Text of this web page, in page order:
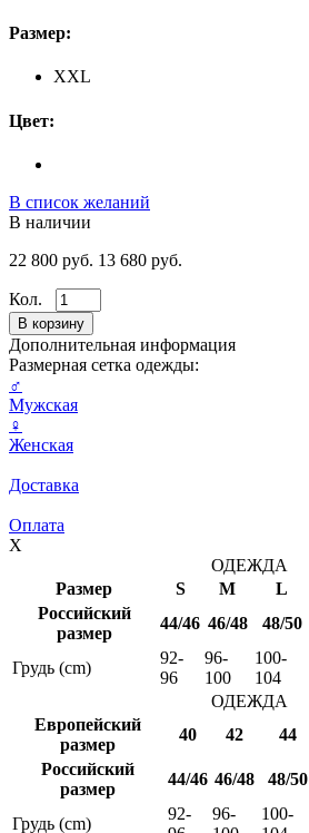
Размер:
XXL
Цвет:
В список желаний
В наличии
22 800 руб. 13 680 руб.
Кол.
Дополнительная информация
Размерная сетка одежды:
♂
Мужская
♀
Женская
Доставка
Оплата
X
ОДЕЖДА
Размер
S M L
Российский
размер
44/46 46/48 48/50
Грудь (cm)
92-
96
96-
100
100-
104
ОДЕЖДА
Европейский
размер
40 42 44
Российский
размер
44/46 46/48 48/50
Грудь (cm)
92-
96-
100-